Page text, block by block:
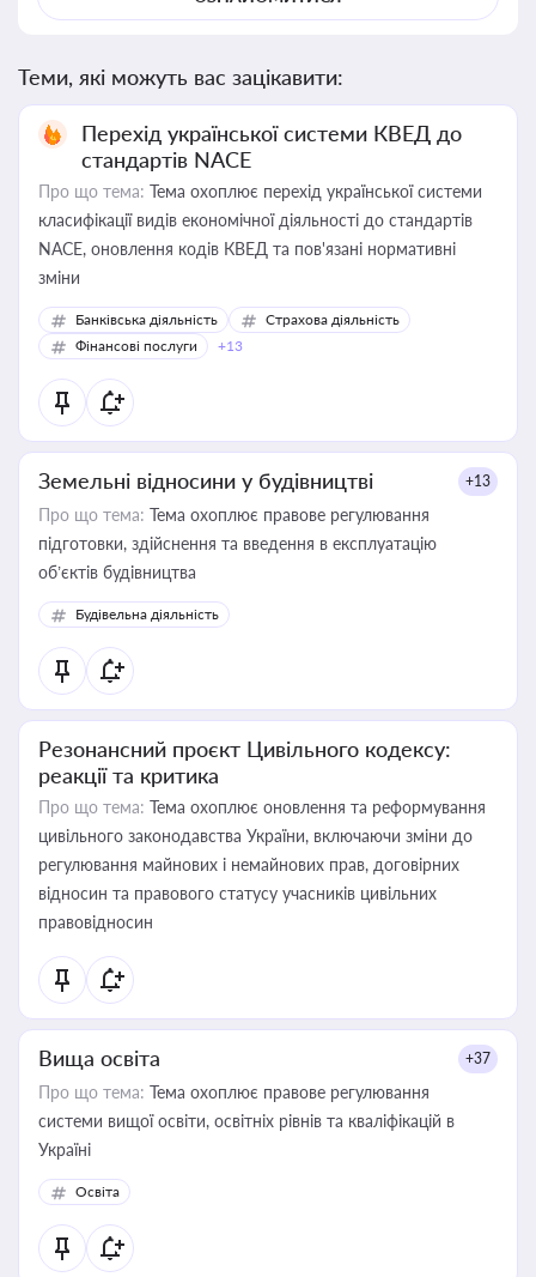
Теми, які можуть вас зацікавити:
Перехід української системи КВЕД до
стандартів NACE
Про що тема: Тема охоплює перехід української системи
класифікації видів економічної діяльності до стандартів
NACE, оновлення кодів КВЕД та пов'язані нормативні
зміни
Банківська діяльність
Страхова діяльність
Фінансові послуги
+13
Земельні відносини у будівництві +13
Про що тема: Тема охоплює правове регулювання
підготовки, здійснення та введення в експлуатацію
об’єктів будівництва
Будівельна діяльність
Резонансний проєкт Цивільного кодексу:
реакції та критика
Про що тема: Тема охоплює оновлення та реформування
цивільного законодавства України, включаючи зміни до
регулювання майнових і немайнових прав, договірних
відносин та правового статусу учасників цивільних
правовідносин
Вища освіта +37
Про що тема: Тема охоплює правове регулювання
системи вищої освіти, освітніх рівнів та кваліфікацій в
Україні
Освіта